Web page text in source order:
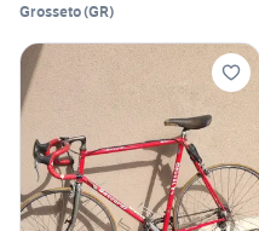
Grosseto(GR)